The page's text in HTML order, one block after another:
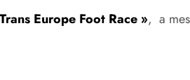
Europe Foot Race », a